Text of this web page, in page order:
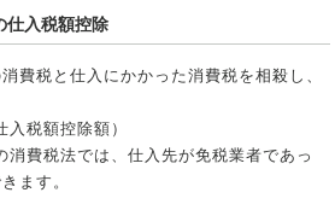
仕入税額控除
費税と仕入にかかった消費税を相殺し、
入税額控除額）
費税法では、仕入先が免税業者であっ
ます。